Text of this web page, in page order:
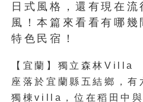
日式風格，還有現在
風！本篇來看看有哪幾
特色民宿！
【宜蘭】獨立森林Villa
座落於宜蘭縣五結鄉，有
獨棟villa，位在稻田中